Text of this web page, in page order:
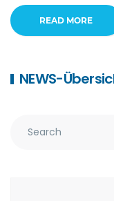
READ MORE
NEWS-